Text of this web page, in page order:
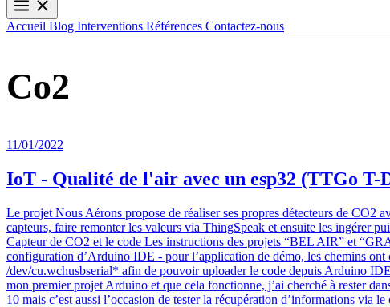
Accueil Blog Interventions Références Contactez-nous
Co2
11/01/2022
IoT - Qualité de l'air avec un esp32 (TTGo
Le projet Nous Aérons propose de réaliser ses propres détecteurs de
capteurs, faire remonter les valeurs via ThingSpeak et ensuite les ingérer
Capteur de CO2 et le code Les instructions des projets “BEL AIR” et
configuration d’Arduino IDE - pour l’application de démo, les chemins
/dev/cu.wchusbserial* afin de pouvoir uploader le code depuis Arduino
mon premier projet Arduino et que cela fonctionne, j’ai cherché à rester
10 mais c’est aussi l’occasion de tester la récupération d’informations via